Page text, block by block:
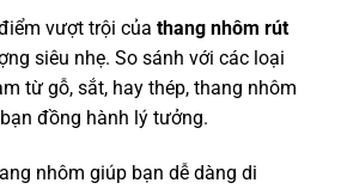
vượt trội của thang nhôm rút
siêu nhẹ. So sánh với các loại
từ gỗ, sắt, hay thép, thang nhôm
đồng hành lý tưởng.
nhôm giúp bạn dễ dàng di